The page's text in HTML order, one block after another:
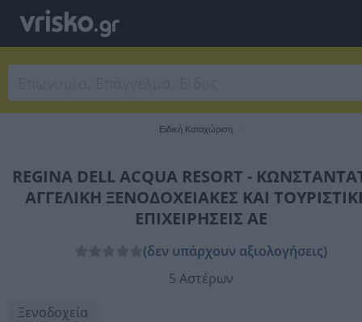
Ειδική Καταχώριση
REGINA DELL ACQUA RESORT -
ΑΓΓΕΛIKH ΞΕΝΟΔΟΧΕΙΑΚΕΣ ΚΑΙ
ΕΠΙΧΕΙΡΗΣΕΙΣ ΑΕ
(δεν υπάρχουν αξιολογήσεις)
5 Αστέρων
Ξενοδοχεία